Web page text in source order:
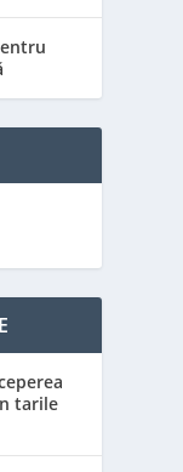
tarile